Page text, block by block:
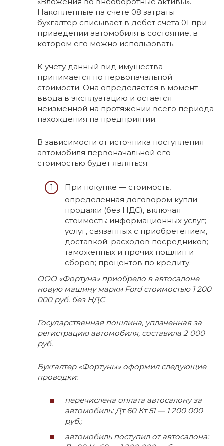
«Вложения во внеоборотные активы».
Накопленные на счете 08 затраты
бухгалтер списывает в дебет счета 01 при
приведении автомобиля в состояние, в
котором его можно использовать.
К учету данный вид имущества
принимается по первоначальной
стоимости. Она определяется в момент
ввода в эксплуатацию и остается
неизменной на протяжении всего периода
нахождения на предприятии.
В зависимости от источника поступления
автомобиля первоначальной его
стоимостью будет являться:
При покупке — стоимость,
определенная договором купли-
продажи (без НДС), включая
стоимость: информационных услуг;
услуг, связанных с приобретением,
доставкой; расходов посредников;
таможенных и прочих пошлин и
сборов; процентов по кредиту.
ООО «Фортуна» приобрело в автосалоне
новую машину марки Ford стоимостью 1 200
000 руб. без НДС
Государственная пошлина, уплаченная за
регистрацию автомобиля, составила 2 000
руб.
Бухгалтер «Фортуны» оформил следующие
проводки:
перечислена оплата автосалону за
автомобиль: Дт 60 Кт 51 — 1 200 000
руб.;
автомобиль поступил от автосалона: